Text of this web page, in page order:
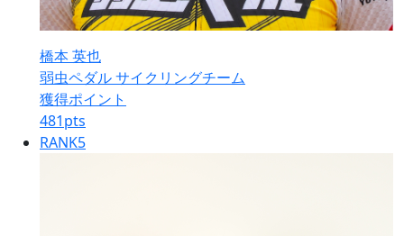
橋本 英也
弱虫ペダル サイクリングチーム
獲得ポイント
481pts
RANK5